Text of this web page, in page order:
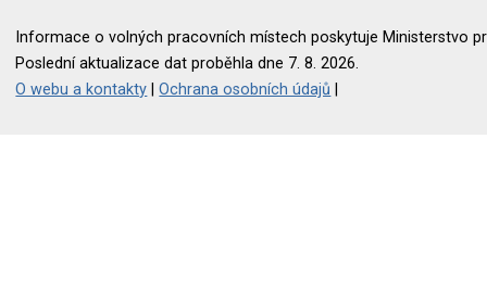
Informace o volných pracovních místech poskytuje Ministerstvo
Poslední aktualizace dat proběhla dne 7. 8. 2026.
O webu a kontakty |Ochrana osobních údajů